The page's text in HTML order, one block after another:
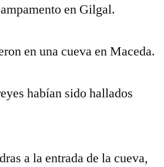
en Gilgal.
en una cueva en Maceda.
habían sido hallados
a la entrada de la cueva,